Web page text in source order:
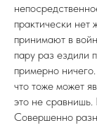
практически
принимают в
пару раз ездили
примерно
что тоже может
это не
Совершенно